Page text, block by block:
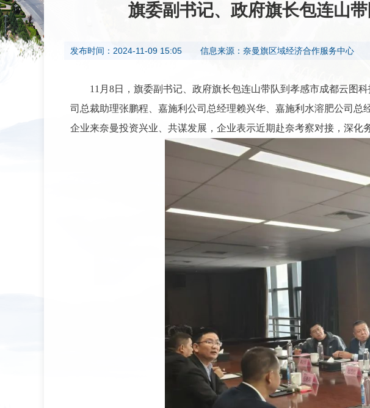
旗委副书记、政府旗长包连山
发布时间： 2024-11-09 15:05 信息来源： 奈曼旗区域经济合作服务中心
11月8日，旗委副书记、政府旗长包连山带队到孝感市成都云图
司总裁助理张鹏程、嘉施利公司总经理赖兴华、嘉施利水溶肥公司
企业来奈曼投资兴业、共谋发展，企业表示近期赴奈考察对接，深化